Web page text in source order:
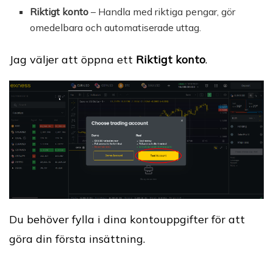
Riktigt konto– Handla med riktiga pengar, gör
omedelbara och automatiserade uttag.
Jag väljer att öppna ett Riktigt konto.
Du behöver fylla i dina kontouppgifter för att
göra din första insättning.